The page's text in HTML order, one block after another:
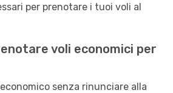
per prenotare i tuoi voli al
voli economici per
senza rinunciare alla